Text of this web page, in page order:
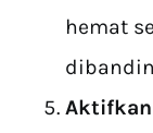
hemat